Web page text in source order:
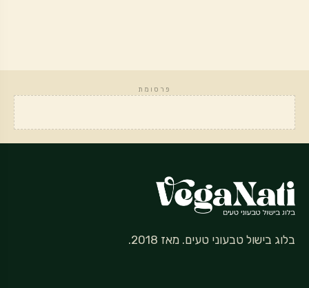
פרסומת
בלוג בישול טבעוני טעים. מאז 2018.